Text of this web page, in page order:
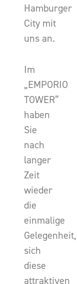
Hamburger
City mit
uns an.
Im
„EMPORIO
TOWER”
haben
Sie
nach
langer
Zeit
wieder
die
einmalige
Gelegenheit,
sich
diese
attraktiven